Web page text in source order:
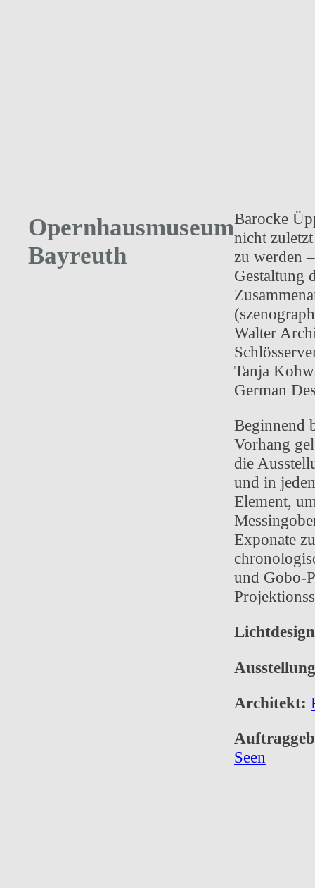
Opernhausmuseum
Bayreuth
Barocke
nicht
zu werden
Gestaltung
Walter
Tanja
German
Beginnend
Vorhang
die
und in
Element,
Exponate
und Gobo-
Architekt:
Seen